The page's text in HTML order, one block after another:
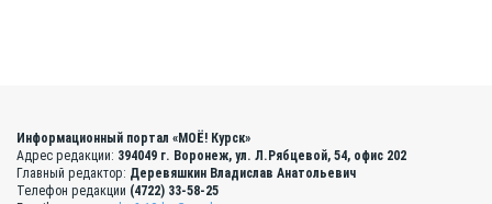
Информационный портал «МОЁ! Курск»
Адрес редакции: 394049 г. Воронеж, ул. Л.Рябцевой, 54, офис 202
Главный редактор: Деревяшкин Владислав Анатольевич
Телефон редакции (4722) 33-58-25